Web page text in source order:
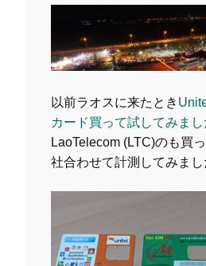
以前ラオスに来たとき
カード買って試してみまし
LaoTelecom (LTC)のも買
社合わせて計測してみまし